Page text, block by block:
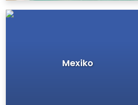
Mexiko